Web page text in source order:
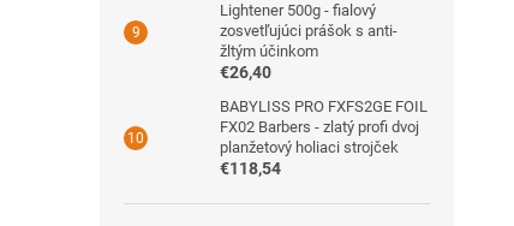
Lightener 500g - fialový
zosvetľujúci prášok s anti-
žltým účinkom
€26,40
BABYLISS PRO FXFS2GE FOIL
FX02 Barbers - zlatý profi dvoj
planžetový holiaci strojček
€118,54